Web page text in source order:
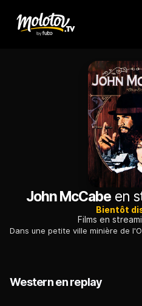
John McCabe en
Bientôt
Films en
Western en replay